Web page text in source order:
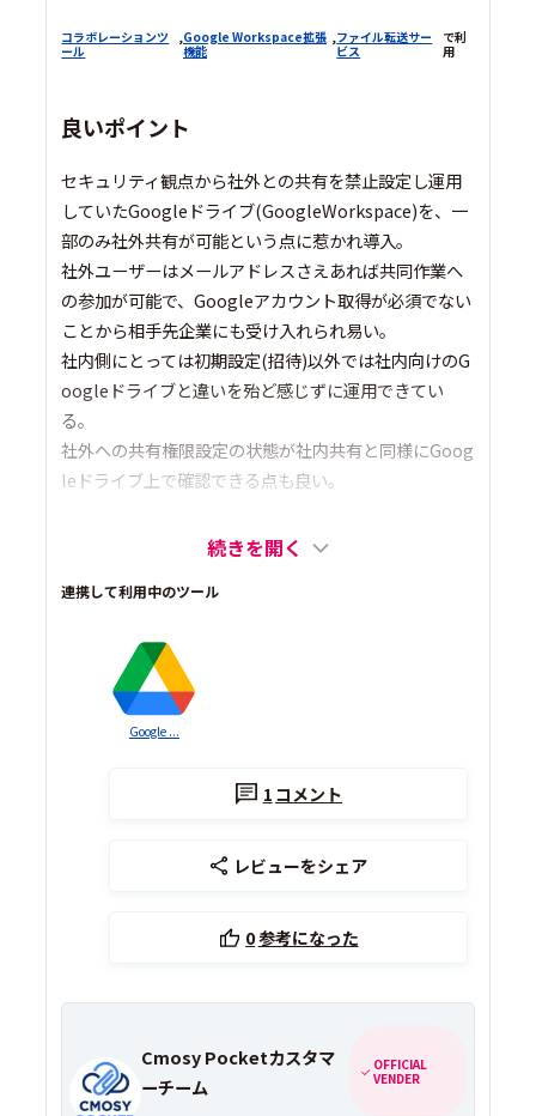
コラボレーションツ
ール
,Google Workspace拡張
機能
,ファイル転送サー
ビス
で利
用
良いポイント
セキュリティ観点から社外との共有を禁止設定し運用
していたGoogleドライブ(GoogleWorkspace)を、一
部のみ社外共有が可能という点に惹かれ導入。
社外ユーザーはメールアドレスさえあれば共同作業へ
の参加が可能で、Googleアカウント取得が必須でない
ことから相手先企業にも受け入れられ易い。
社内側にとっては初期設定(招待)以外では社内向けのG
oogleドライブと違いを殆ど感じずに運用できてい
る。
社外への共有権限設定の状態が社内共有と同様にGoog
leドライブ上で確認できる点も良い。
続きを開く
連携して利用中のツール
Google ...
1 コメント
レビューをシェア
0参考になった
Cmosy Pocketカスタマ
ーチーム
OFFICIAL
VENDER